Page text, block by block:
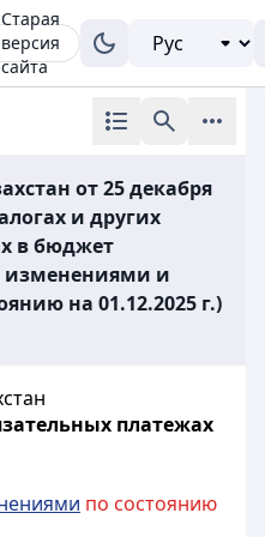
Старая
версия
сайта
от 25 декабря
и других
в бюджет
изменениями и
на 01.12.2025 г.)
платежах
по состоянию